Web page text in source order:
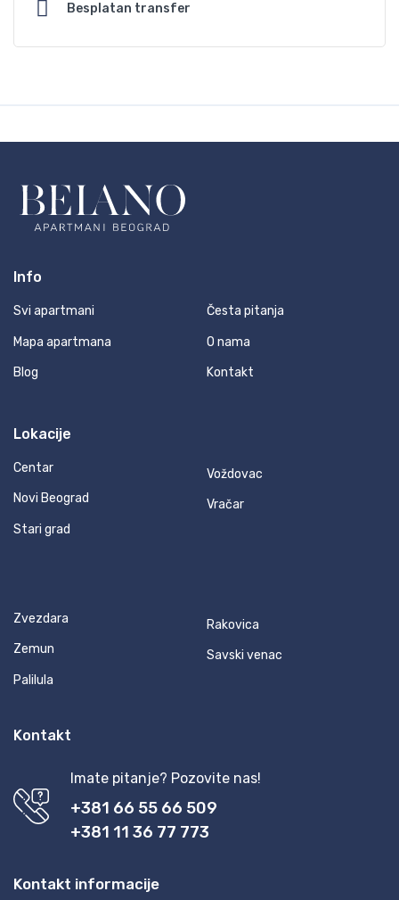
Besplatan transfer
Info
Svi apartmani
Mapa apartmana
Blog
Česta pitanja
O nama
Kontakt
Lokacije
Centar
Novi Beograd
Stari grad
Voždovac
Vračar
Zvezdara
Zemun
Palilula
Rakovica
Savski venac
Kontakt
Imate pitanje? Pozovite nas!
+381 66 55 66 509
+381 11 36 77 773
Kontakt informacije